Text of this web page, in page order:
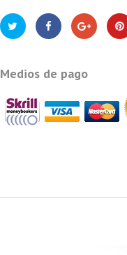
Medios de pago